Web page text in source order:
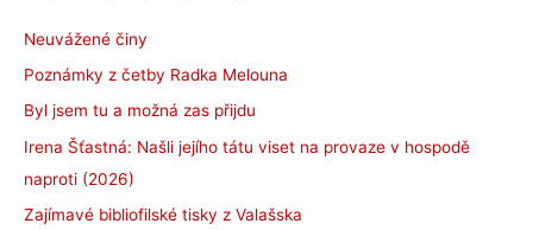
Neuvážené činy
Poznámky z četby Radka Melouna
Byl jsem tu a možná zas přijdu
Irena Šťastná: Našli jejího tátu viset na provaze v hospodě
naproti (2026)
Zajímavé bibliofilské tisky z Valašska